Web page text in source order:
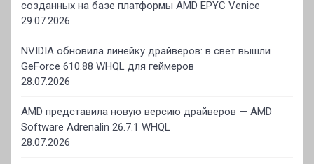
созданных на базе платформы AMD EPYC Venice
29.07.2026
NVIDIA обновила линейку драйверов: в свет вышли
GeForce 610.88 WHQL для геймеров
28.07.2026
AMD представила новую версию драйверов — AMD
Software Adrenalin 26.7.1 WHQL
28.07.2026